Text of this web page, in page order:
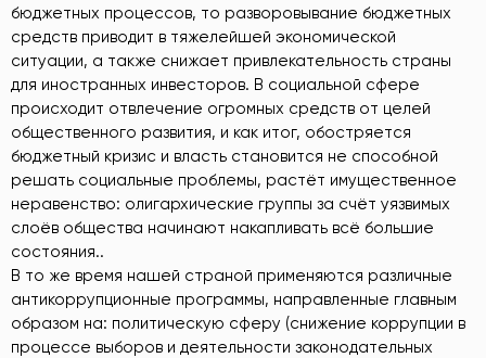
бюджетных процессов, то разворовывание бюджетных
средств приводит в тяжелейшей экономической
ситуации, а также снижает привлекательность страны
для иностранных инвесторов. В социальной сфере
происходит отвлечение огромных средств от целей
общественного развития, и как итог, обостряется
бюджетный кризис и власть становится не способной
решать социальные проблемы, растёт имущественное
неравенство: олигархические группы за счёт уязвимых
слоёв общества начинают накапливать всё большие
состояния..
В то же время нашей страной применяются различные
антикоррупционные программы, направленные главным
образом на: политическую сферу (снижение коррупции в
процессе выборов и деятельности законодательных